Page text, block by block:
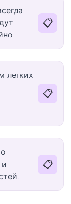
📋
легких
📋
и
📋